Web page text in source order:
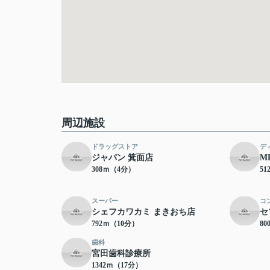
周辺施設
ドラッグストア
ジャパン 箕面店
308ｍ（4分）
デ
スーパー
シェフカワカミ まきおち店
792ｍ（10分）
コ
セ
歯科
宮田歯科診療所
1342ｍ（17分）